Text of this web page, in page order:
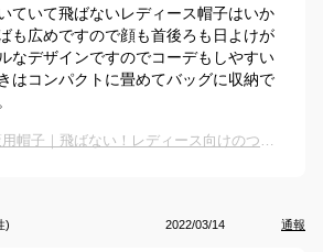
ていて飛ばないレディース帽子はいか
も広めですので顔も首後ろも日よけが
なデザインですのでコーデもしやすい
はコンパクトに畳めてバッグに収納で
自転車の日焼け対策用帽子｜飛ばない！レディース向けのつばがめくれないおしゃれなハットのおすすめは？
) 2022/03/14 通報